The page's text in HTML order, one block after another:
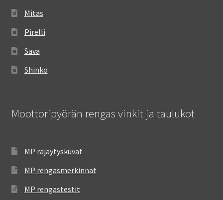
Mitas
Pirelli
Sava
Shinko
Moottoripyörän rengas vinkit ja taulukot
MP räjäytyskuvat
MP rengasmerkinnät
MP rengastestit